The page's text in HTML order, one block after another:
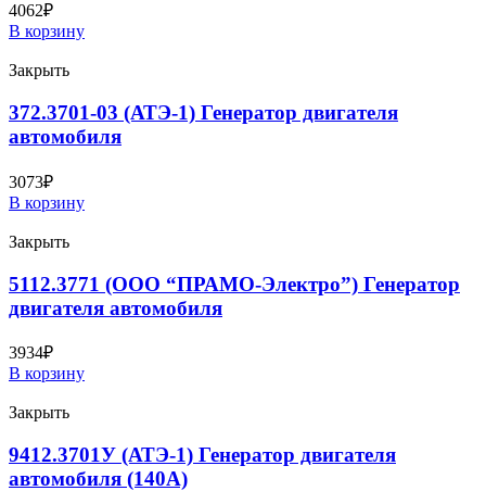
4062₽
В корзину
Закрыть
372.3701-03 (АТЭ-1) Генератор двигателя
автомобиля
3073₽
В корзину
Закрыть
5112.3771 (ООО “ПРАМО-Электро”) Генератор
двигателя автомобиля
3934₽
В корзину
Закрыть
9412.3701У (АТЭ-1) Генератор двигателя
автомобиля (140А)